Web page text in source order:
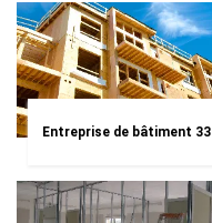
Entreprise de bâtiment 33